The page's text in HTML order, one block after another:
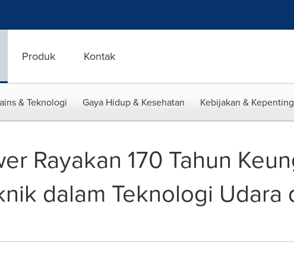
Produk Kontak
& Teknologi Gaya Hidup & Kesehatan Kebijakan &
Rayakan 170 Tahun
dalam Teknologi Udara